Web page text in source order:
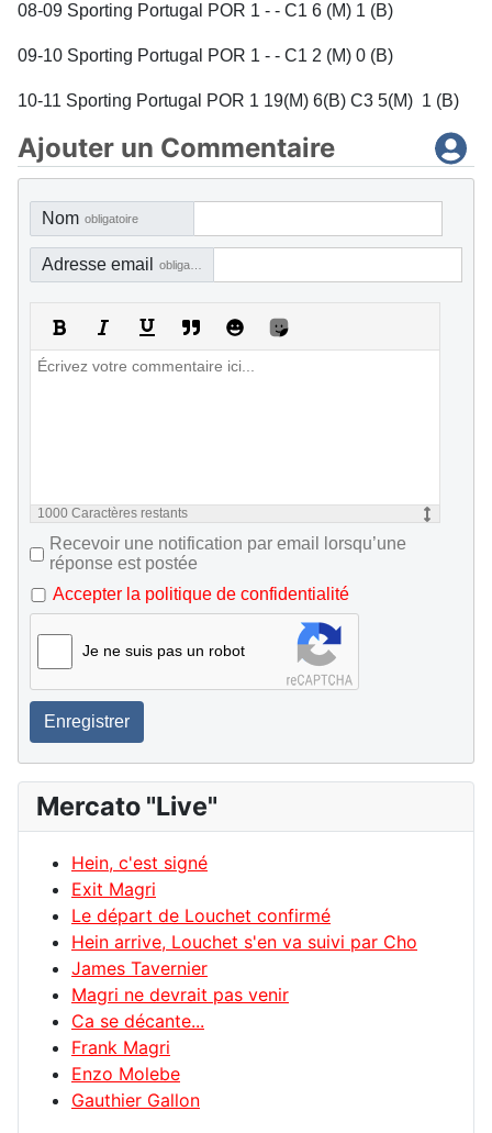
08-09 Sporting Portugal POR 1 - - C1 6 (M) 1 (B)
09-10 Sporting Portugal POR 1 - - C1 2 (M) 0 (B)
10-11 Sporting Portugal POR 1 19(M) 6(B) C3 5(M) 1 (B)
Ajouter un Commentaire
Nom obligatoire
Adresse email
1000 Caractères restants
Recevoir une notification par email lorsqu’une
réponse est postée
Accepter la politique de confidentialité
Je ne suis pas un robot
Enregistrer
Mercato "Live"
Hein, c'est signé
Exit Magri
Le départ de Louchet confirmé
Hein arrive, Louchet s'en va suivi par Cho
James Tavernier
Magri ne devrait pas venir
Ca se décante...
Frank Magri
Enzo Molebe
Gauthier Gallon